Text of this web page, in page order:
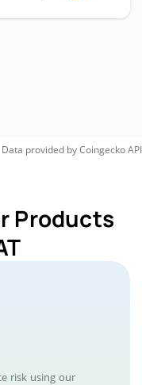
Data provided byCoingeckoAPI
Products
risk using our